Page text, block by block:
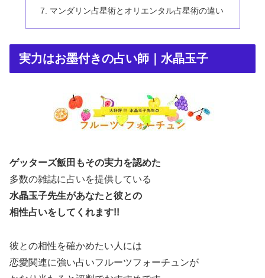
マンダリン占星術とオリエンタル占星術の違い
実力はお墨付きの占い師｜水晶玉子
ゲッターズ飯田もその実力を認めた
多数の雑誌に占いを提供している
水晶玉子先生があなたと彼との
相性占いをしてくれます!!
彼との相性を確かめたい人には
恋愛関連に強い占いフルーツフォーチュンが